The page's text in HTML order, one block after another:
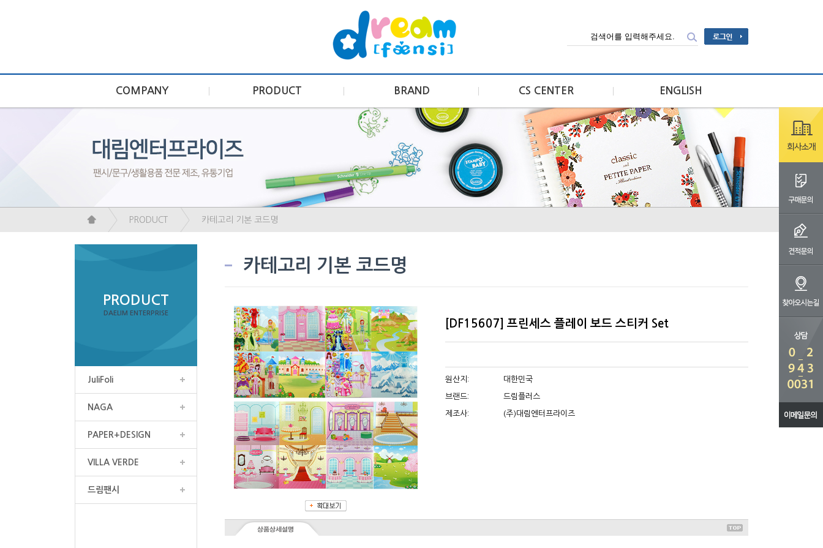
COMPANY PRODUCT BRAND CS CENTER ENGLISH
PRODUCT 카테고리 기본 코드명
PRODUCT
DAELIM ENTERPRISE
JuliFoli
NAGA
PAPER+DESIGN
VILLA VERDE
드림팬시
카테고리 기본 코드명
[DF15607] 프린세스 플레이 보드 스티커 Set
원산지: 대한민국
브랜드: 드림플러스
제조사: (주)대림엔터프라이즈